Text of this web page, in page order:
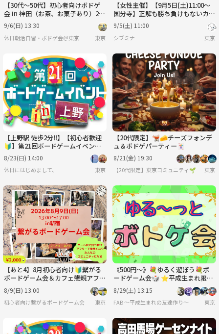
【30代〜50代】初心者向けボドゲ
会 in 神田（お茶、お菓子あり）2.5
時間☕🎲
9/6(日) 13:30
休日朝活自習・ボドゲ会＠東京 東京
【女性主催】【9月5日(土)11:00～
国分寺】正解も勝ち負けもないカー
ドゲームで楽しくおしゃべりしよう
🎀
9/5(土) 11:00
シブミナ 東京
【上野駅 徒歩2分‼️】【初心者歓迎
🔰】第21回ボードゲームイベント
🎲
8/23(日) 14:00
休日にはじめまして、 東京
【20代限定】🫕🧀チーズフォンデ
ュ＆ボドゲパーティー🃏
8/21(金) 19:30
【20代限定】東京コミュニティ🌱 東京
【あと4】8月初心者向け🔰繋がる
ボードゲーム会＆カフェ懇親アフタ
ー付き✨
8/9(日) 13:00
初心者向け繋がるボードゲーム会 東京
《500円〜》💐ゆるく遊ぼう💐ボ
ードゲーム会🎲 ⭐︎平成生まれ限定
⭐︎
8/29(土) 13:15
FAB 〜平成生まれの友達作り〜 東京